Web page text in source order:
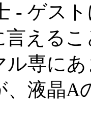
- ゲス
言える
ル専に
、液晶A